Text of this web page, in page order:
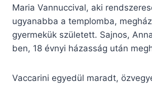
Maria Vannuccival, aki
ugyanabba a templomba,
gyermekük született. Sajnos,
ben, 18 évnyi házasság után
Vaccarini egyedül maradt,